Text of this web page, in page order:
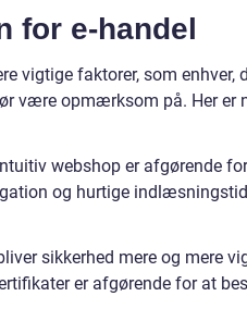
for e-handel
vigtige faktorer, som enhver,
være opmærksom på. Her er
webshop er afgørende
og hurtige
sikkerhed mere og mere
er afgørende for at